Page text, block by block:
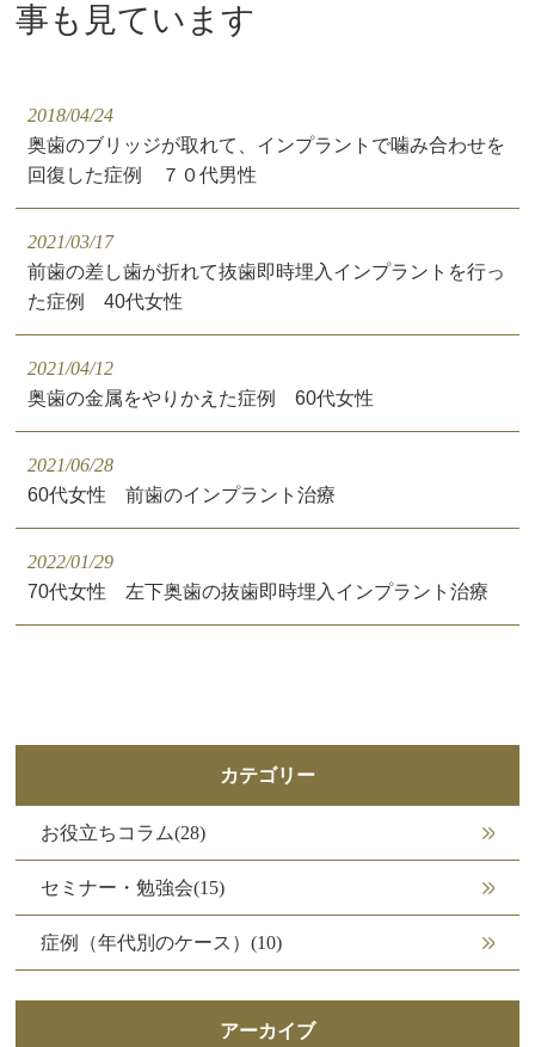
事も見ています
2018/04/24
奥歯のブリッジが取れて、インプラントで噛み合わせを
回復した症例 ７０代男性
2021/03/17
前歯の差し歯が折れて抜歯即時埋入インプラントを行っ
た症例 40代女性
2021/04/12
奥歯の金属をやりかえた症例 60代女性
2021/06/28
60代女性 前歯のインプラント治療
2022/01/29
70代女性 左下奥歯の抜歯即時埋入インプラント治療
カテゴリー
お役立ちコラム(28)
セミナー・勉強会(15)
症例（年代別のケース）(10)
アーカイブ